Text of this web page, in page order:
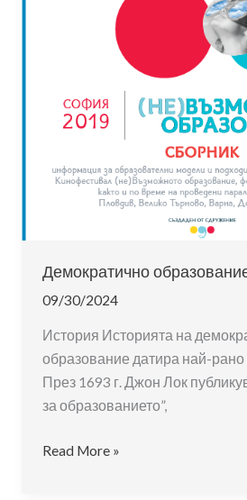
Демократично
09/30/2024
История Историята на
образование датира най-рано
През 1693 г. Джон Лок
за образованието”,
Демократично
Read More »